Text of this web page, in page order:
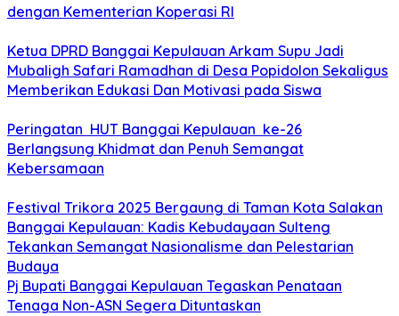
dengan Kementerian Koperasi RI
Ketua DPRD Banggai Kepulauan Arkam Supu Jadi
Mubaligh Safari Ramadhan di Desa Popidolon Sekaligus
Memberikan Edukasi Dan Motivasi pada Siswa
Peringatan HUT Banggai Kepulauan ke-26
Berlangsung Khidmat dan Penuh Semangat
Kebersamaan
Festival Trikora 2025 Bergaung di Taman Kota Salakan
Banggai Kepulauan: Kadis Kebudayaan Sulteng
Tekankan Semangat Nasionalisme dan Pelestarian
Budaya
Pj Bupati Banggai Kepulauan Tegaskan Penataan
Tenaga Non-ASN Segera Dituntaskan